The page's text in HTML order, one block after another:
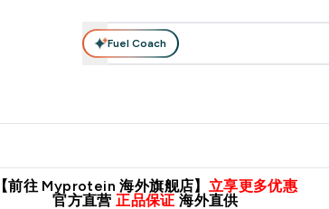
Fuel Coach
【前往 Myprotein 海外旗舰店】 立享更多优惠
官方直营 正品保证 海外直供